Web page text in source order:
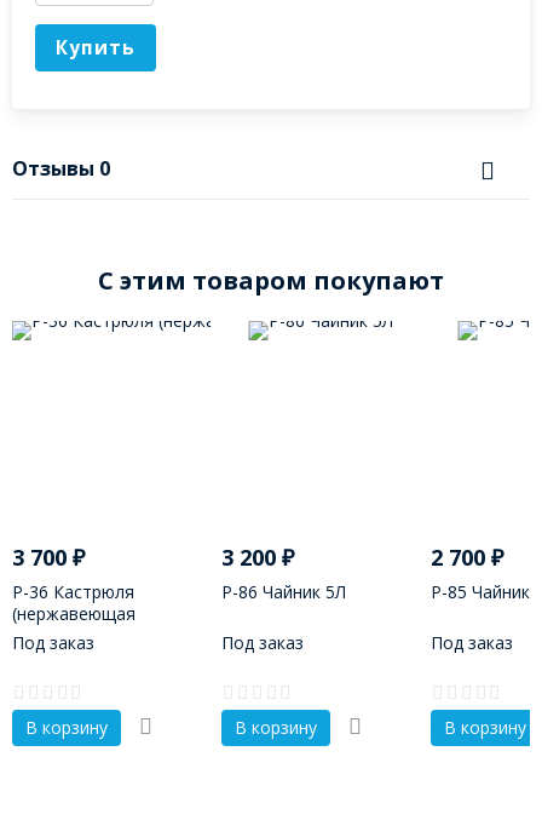
Купить
Отзывы 0
C этим товаром покупают
3 700 ₽
Р-36 Кастрюля
(нержавеющая
сталь)РОССИЯ 3Л
Под заказ
В корзину
3 200 ₽
Р-86 Чайник 5Л
Под заказ
В корзину
2 700 ₽
Р-85 Чайник
Под заказ
В корзину